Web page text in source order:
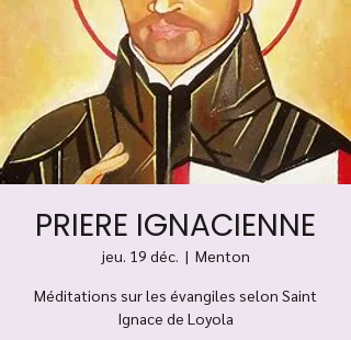
PRIERE IGNACIENNE
jeu. 19 déc.
  |
Menton
Méditations sur les évangiles selon Saint
Ignace de Loyola